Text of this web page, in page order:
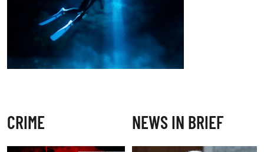
CRIME NEWS IN BRIEF